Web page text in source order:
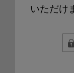
いただけ